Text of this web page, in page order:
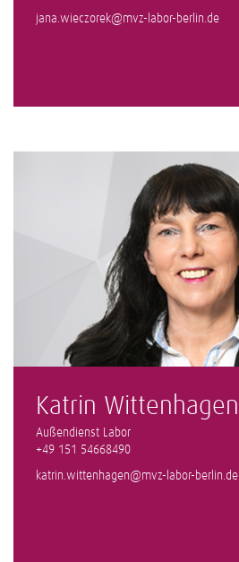
jana.wieczorek@mvz-labor-berlin.de
Katrin Wittenhagen
Außendienst Labor
+49 151 54668490
katrin.wittenhagen@mvz-labor-berlin.de